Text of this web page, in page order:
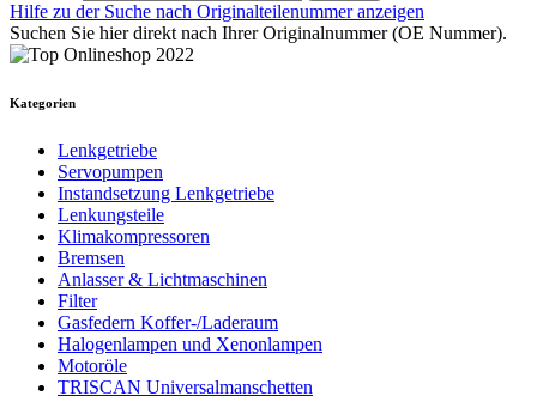
Hilfe zu der Suche nach Originalteilenummer anzeigen
Suchen Sie hier direkt nach Ihrer Originalnummer (OE Nummer).
Kategorien
Lenkgetriebe
Servopumpen
Instandsetzung Lenkgetriebe
Lenkungsteile
Klimakompressoren
Bremsen
Anlasser & Lichtmaschinen
Filter
Gasfedern Koffer-/Laderaum
Halogenlampen und Xenonlampen
Motoröle
TRISCAN Universalmanschetten